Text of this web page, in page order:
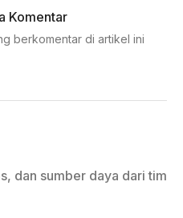
Komentar
berkomentar di artikel ini
dan sumber daya dari tim